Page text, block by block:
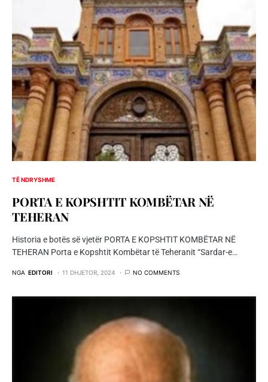
TË NDRYSHME
PORTA E KOPSHTIT KOMBËTAR NË
TEHERAN
Historia e botës së vjetër PORTA E KOPSHTIT KOMBËTAR NË
TEHERAN Porta e Kopshtit Kombëtar të Teheranit “Sardar-e…
NGA EDITORI 11 DHJETOR, 2024 NO COMMENTS